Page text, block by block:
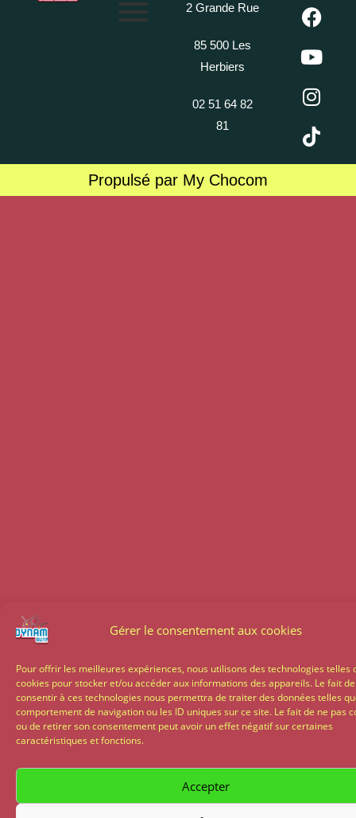
Gérer le consentement aux cookies
Pour offrir les meilleures expériences, nous utilisons des technologies telles
cookies pour stocker et/ou accéder aux informations des appareils. Le fait de
consentir à ces technologies nous permettra de traiter des données telles
comportement de navigation ou les ID uniques sur ce site. Le fait de ne pas
ou de retirer son consentement peut avoir un effet négatif sur certaines
caractéristiques et fonctions.
Accepter
2 Grande Rue
85 500 Les
Herbiers
02 51 64 82
81
Propulsé par My Chocom